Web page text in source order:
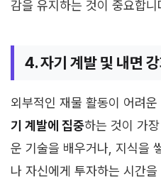
감을 유지하는 것이 중요합니
4. 자기 계발 및 내면
외부적인 재물 활동이 어려운
기 계발에 집중하는 것이 가
운 기술을 배우거나, 지식을
나 자신에게 투자하는 시간을